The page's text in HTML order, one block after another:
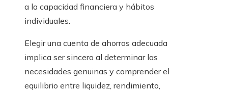
a la capacidad financiera y hábitos
individuales.
Elegir una cuenta de ahorros adecuada
implica ser sincero al determinar las
necesidades genuinas y comprender el
equilibrio entre liquidez, rendimiento,